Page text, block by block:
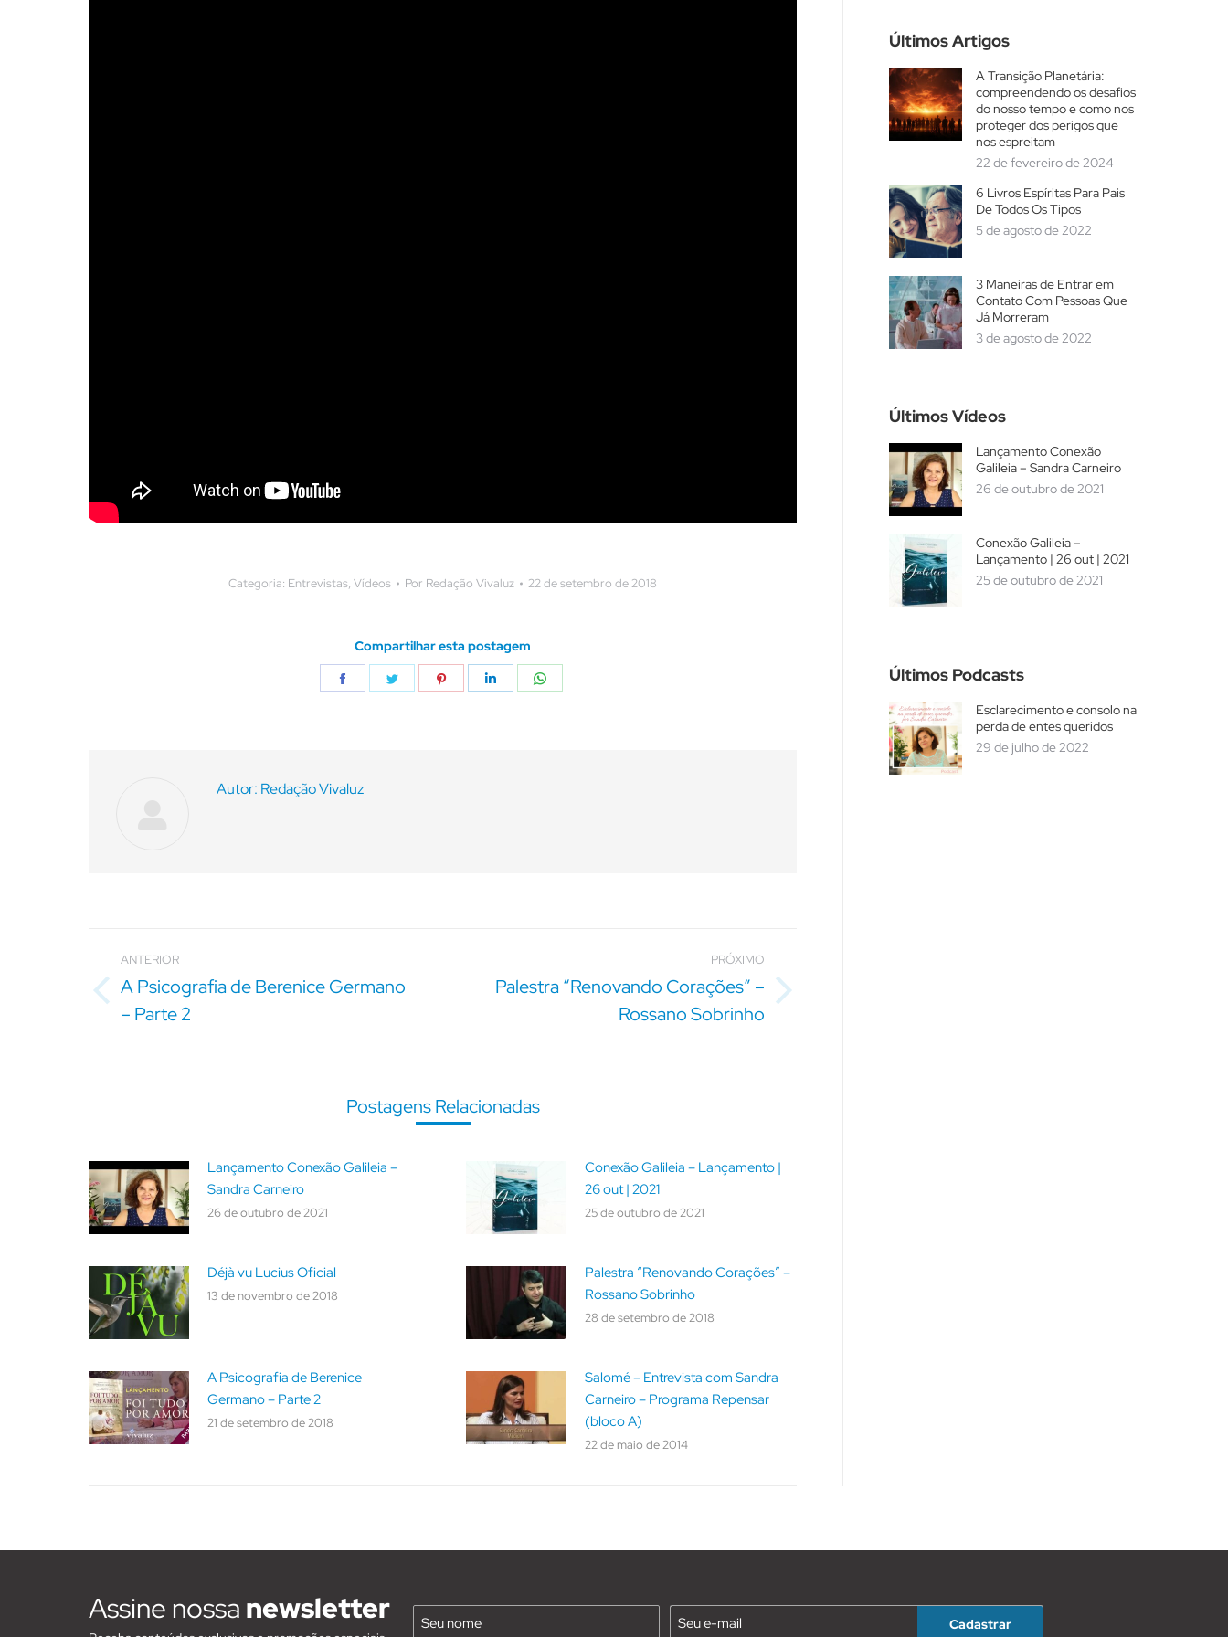
Categoria: Entrevistas, Vídeos Por Redação Vivaluz 22 de setembro de 2018
Compartilhar esta postagem
CompartilharCompartilharCompartilharCompartilhar
Autor: Redação Vivaluz
de
post:
ANTERIOR
anterior:
A Psicografia de Berenice Germano
– Parte 2
PRÓXIMO
Palestra “Renovando Corações” –
Rossano Sobrinho
Postagens Relacionadas
Lançamento Conexão Galileia –
Sandra Carneiro
26 de outubro de 2021
Conexão Galileia – Lançamento |
26 out | 2021
25 de outubro de 2021
Déjà vu Lucius Oficial
13 de novembro de 2018
Palestra “Renovando Corações” –
Rossano Sobrinho
28 de setembro de 2018
A Psicografia de Berenice
Germano – Parte 2
21 de setembro de 2018
Salomé – Entrevista com Sandra
Carneiro – Programa Repensar
(bloco A)
22 de maio de 2014
Últimos Artigos
A Transição Planetária:
compreendendo os desafios
do nosso tempo e como nos
proteger dos perigos que
nos espreitam
22 de fevereiro de 2024
6 Livros Espíritas Para Pais
De Todos Os Tipos
5 de agosto de 2022
3 Maneiras de Entrar em
Contato Com Pessoas Que
Já Morreram
3 de agosto de 2022
Últimos Vídeos
Lançamento Conexão
Galileia – Sandra Carneiro
26 de outubro de 2021
Conexão Galileia –
Lançamento | 26 out | 2021
25 de outubro de 2021
Últimos Podcasts
Esclarecimento e consolo na
perda de entes queridos
29 de julho de 2022
Assine nossa newsletter Nome
E-